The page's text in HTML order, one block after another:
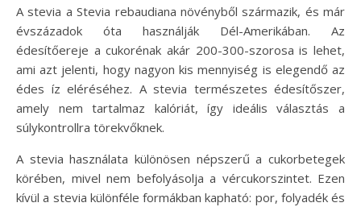
A stevia a Stevia rebaudiana növényből származik, és már
évszázadok óta használják Dél-Amerikában. Az
édesítőereje a cukorénak akár 200-300-szorosa is lehet,
ami azt jelenti, hogy nagyon kis mennyiség is elegendő az
édes íz eléréséhez. A stevia természetes édesítőszer,
amely nem tartalmaz kalóriát, így ideális választás a
súlykontrollra törekvőknek.
A stevia használata különösen népszerű a cukorbetegek
körében, mivel nem befolyásolja a vércukorszintet. Ezen
kívül a stevia különféle formákban kapható: por, folyadék és